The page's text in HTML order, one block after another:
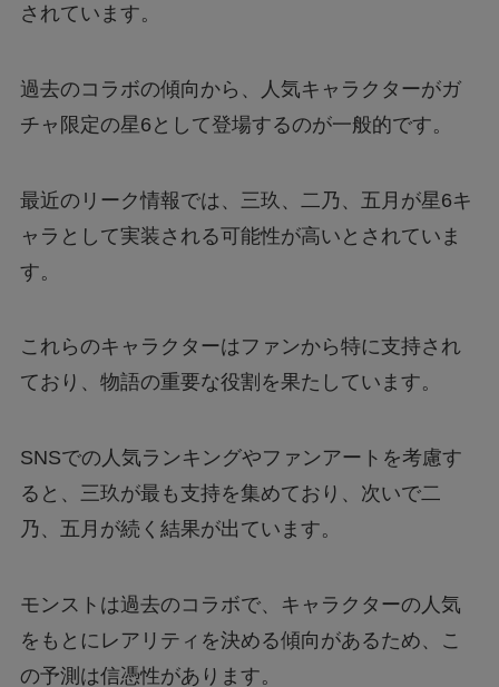
【大阪天満橋ドローンショー】おすすめ鑑賞ス
されています。
過去のコラボの傾向から、人気キャラクターがガ
チャ限定の星6として登場するのが一般的です。
最近のリーク情報では、三玖、二乃、五月が星6キ
ャラとして実装される可能性が高いとされていま
す。
これらのキャラクターはファンから特に支持され
ており、物語の重要な役割を果たしています。
SNSでの人気ランキングやファンアートを考慮す
ると、三玖が最も支持を集めており、次いで二
乃、五月が続く結果が出ています。
モンストは過去のコラボで、キャラクターの人気
をもとにレアリティを決める傾向があるため、こ
の予測は信憑性があります。